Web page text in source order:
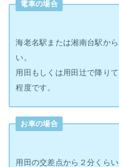
電車の場合
海老名駅または湘南台駅か
い。
用田もしくは用田辻で降り
程度です。
お車の場合
用田の交差点から２分くら